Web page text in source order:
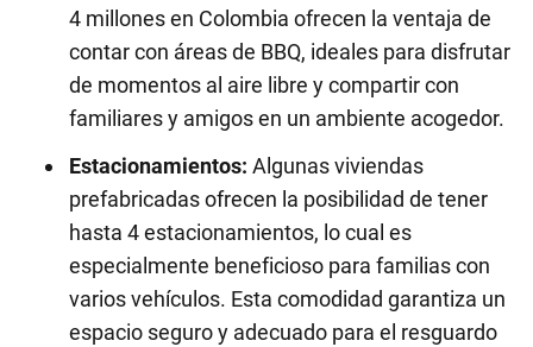
4 millones en Colombia ofrecen la ventaja de
contar con áreas de BBQ, ideales para disfrutar
de momentos al aire libre y compartir con
familiares y amigos en un ambiente acogedor.
Estacionamientos: Algunas viviendas
prefabricadas ofrecen la posibilidad de tener
hasta 4 estacionamientos, lo cual es
especialmente beneficioso para familias con
varios vehículos. Esta comodidad garantiza un
espacio seguro y adecuado para el resguardo